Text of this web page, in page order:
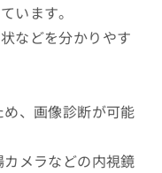
います。
などを分かりやす
、画像診断が可能
メラなどの内視鏡